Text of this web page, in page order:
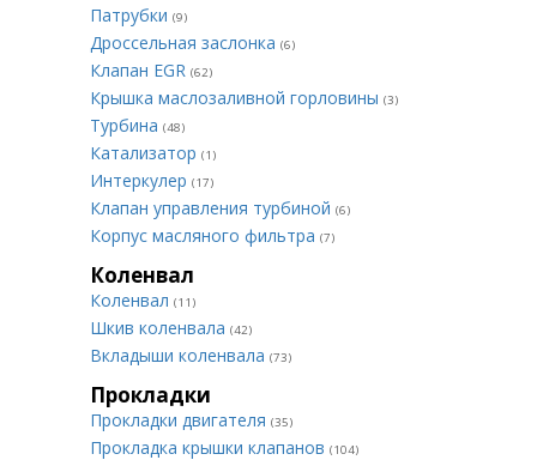
Патрубки (9)
Дроссельная заслонка (6)
Клапан EGR (62)
Крышка маслозаливной горловины (3)
Турбина (48)
Катализатор (1)
Интеркулер (17)
Клапан управления турбиной (6)
Корпус масляного фильтра (7)
Коленвал
Коленвал (11)
Шкив коленвала (42)
Вкладыши коленвала (73)
Прокладки
Прокладки двигателя (35)
Прокладка крышки клапанов (104)